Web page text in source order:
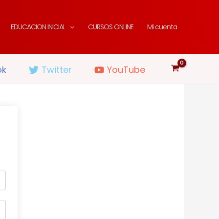
EDUCACION INICIAL CURSOS ONLINE Mi cuenta
Twitter YouTube